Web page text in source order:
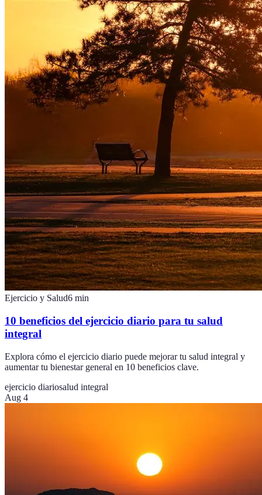
Ejercicio y Salud6 min
10 beneficios del ejercicio diario para tu salud
integral
Explora cómo el ejercicio diario puede mejorar tu salud integral y
aumentar tu bienestar general en 10 beneficios clave.
ejercicio diariosalud integral
Aug 4